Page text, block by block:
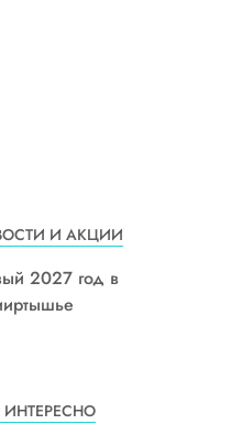
И АКЦИИ
2027 год в
ИНТЕРЕСНО